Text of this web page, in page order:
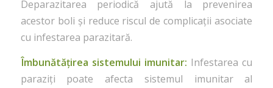
Deparazitarea periodică ajută la prevenirea
acestor boli și reduce riscul de complicații asociate
cu infestarea parazitară.
Îmbunătățirea sistemului imunitar: Infestarea cu
paraziți poate afecta sistemul imunitar al